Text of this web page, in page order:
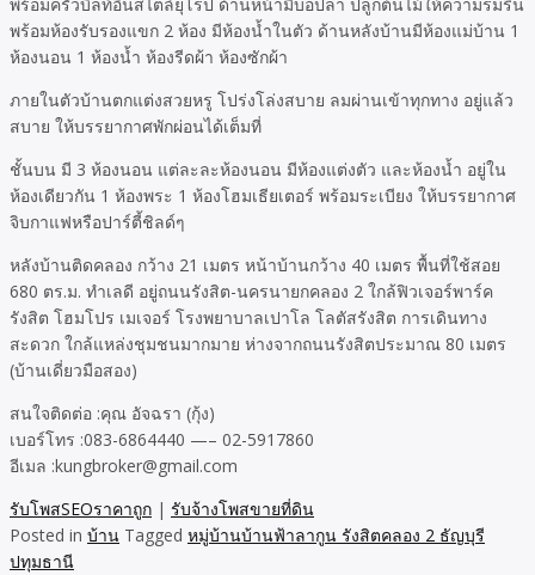
พร้อมห้องรับรองแขก 2 ห้อง มีห้องน้ำในตัว ด้านหลังบ้านมีห้องแม่บ้าน 1
ห้องนอน 1 ห้องน้ำ ห้องรีดผ้า ห้องซักผ้า
ภายในตัวบ้านตกแต่งสวยหรู โปร่งโล่งสบาย ลมผ่านเข้าทุกทาง อยู่แล้ว
สบาย ให้บรรยากาศพักผ่อนได้เต็มที่
ชั้นบน มี 3 ห้องนอน แต่ละละห้องนอน มีห้องแต่งตัว และห้องน้ำ อยู่ใน
ห้องเดียวกัน 1 ห้องพระ 1 ห้องโฮมเธียเตอร์ พร้อมระเบียง ให้บรรยากาศ
จิบกาแฟหรือปาร์ตี้ชิลด์ๆ
หลังบ้านติดคลอง กว้าง 21 เมตร หน้าบ้านกว้าง 40 เมตร พื้นที่ใช้สอย
680 ตร.ม. ทำเลดี อยู่ถนนรังสิต-นครนายกคลอง 2 ใกล้ฟิวเจอร์พาร์ค
รังสิต โฮมโปร เมเจอร์ โรงพยาบาลเปาโล โลตัสรังสิต การเดินทาง
สะดวก ใกล้แหล่งชุมชนมากมาย ห่างจากถนนรังสิตประมาณ 80 เมตร
(บ้านเดี่ยวมือสอง)
สนใจติดต่อ :คุณ อัจฉรา (กุ้ง)
เบอร์โทร :083-6864440 —– 02-5917860
อีเมล :kungbroker@gmail.com
รับโพสSEOราคาถูก | รับจ้างโพสขายที่ดิน
Posted in บ้าน Tagged หมู่บ้านบ้านฟ้าลากูน รังสิตคลอง 2 ธัญบุรี
ปทุมธานี